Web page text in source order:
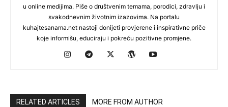
u online medijima. Piše o društvenim temama, porodici, zdravlju i
svakodnevnim životnim izazovima. Na portalu
kuhajtesanama.net nastoji donijeti provjerene i inspirativne priče
koje informišu, educiraju i pokreću pozitivne promjene.
RELATED ARTICLES MORE FROM AUTHOR